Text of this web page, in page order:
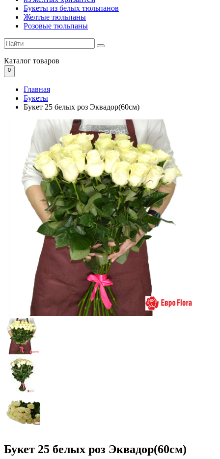
Букеты из белых тюльпанов
Желтые тюльпаны
Розовые тюльпаны
Каталог товаров
0
Главная
Букеты
Букет 25 белых роз Эквадор(60см)
Букет 25 белых роз Эквадор(60см)